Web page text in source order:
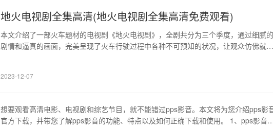
地火电视剧全集高清(地火电视剧全集高清免费观看)
本文介绍了一部火车题材的电视剧《地火电视剧》，全剧共分为三个季度，通过细腻的
剧情和逼真的画面，完美呈现了火车行驶过程中各种不可预知的状况，让观众仿佛就身
题，比如环境变化、车辆故障、生命安全等等，而电视剧却…
2023-12-07
想要观看高清电影、电视剧和综艺节目，就不能错过pps影音。本文将为您介绍pps影
官方下载，并带您了解pps影音的功能、特点以及如何正确下载和使用。 1、pps影音